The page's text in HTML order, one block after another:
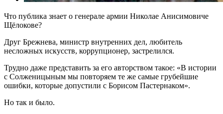
Что публика знает о генерале армии Николае Анисимовиче
Щёлокове?
Друг Брежнева, министр внутренних дел, любитель
несложных искусств, коррупционер, застрелился.
Трудно даже представить за его авторством такое: «В истории
с Солженицыным мы повторяем те же самые грубейшие
ошибки, которые допустили с Борисом Пастернаком».
Но так и было.